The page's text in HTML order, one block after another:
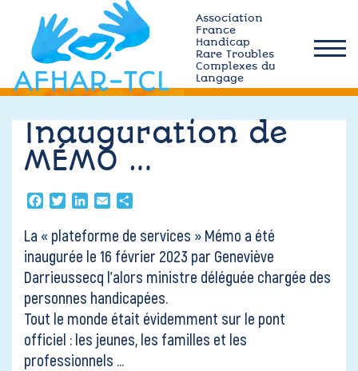
content
afhar-
tcl
Association
France
Handicap
Rare Troubles
Complexes du
Langage
Qui sommes-nous ?
Actualités
Ressources TCL
Adhérez
Contact
Inauguration de
MÉMO …
FacebookTwitterLinkedIn
Email
La « plateforme de services » Mémo a été
inaugurée le 16 février 2023 par Geneviève
Darrieussecq l’alors ministre déléguée chargée des
personnes handicapées.
Tout le monde était évidemment sur le pont
officiel : les jeunes, les familles et les
professionnels …